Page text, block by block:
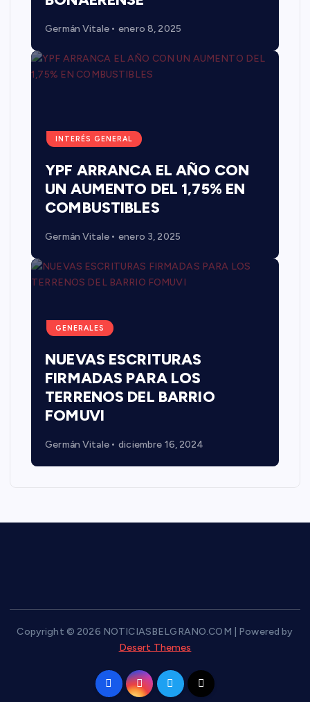
Germán Vitale enero 8, 2025
INTERÉS GENERAL
YPF ARRANCA EL AÑO CON
UN AUMENTO DEL 1,75% EN
COMBUSTIBLES
Germán Vitale enero 3, 2025
GENERALES
NUEVAS ESCRITURAS
FIRMADAS PARA LOS
TERRENOS DEL BARRIO
FOMUVI
Germán Vitale diciembre 16, 2024
Copyright © 2026 NOTICIASBELGRANO.COM | Powered by
Desert Themes